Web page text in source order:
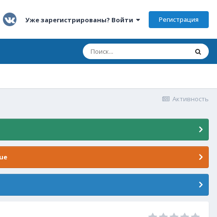
Уже зарегистрированы? Войти Регистрация
Активность